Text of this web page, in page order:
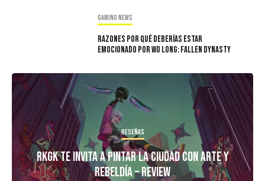
Gaming news
Razones Por qué deberías estar
emocionado por Wo Long: Fallen Dynasty
Reseñas
RKGK Te Invita A Pintar La Ciudad Con Arte y
Rebeldía – Review